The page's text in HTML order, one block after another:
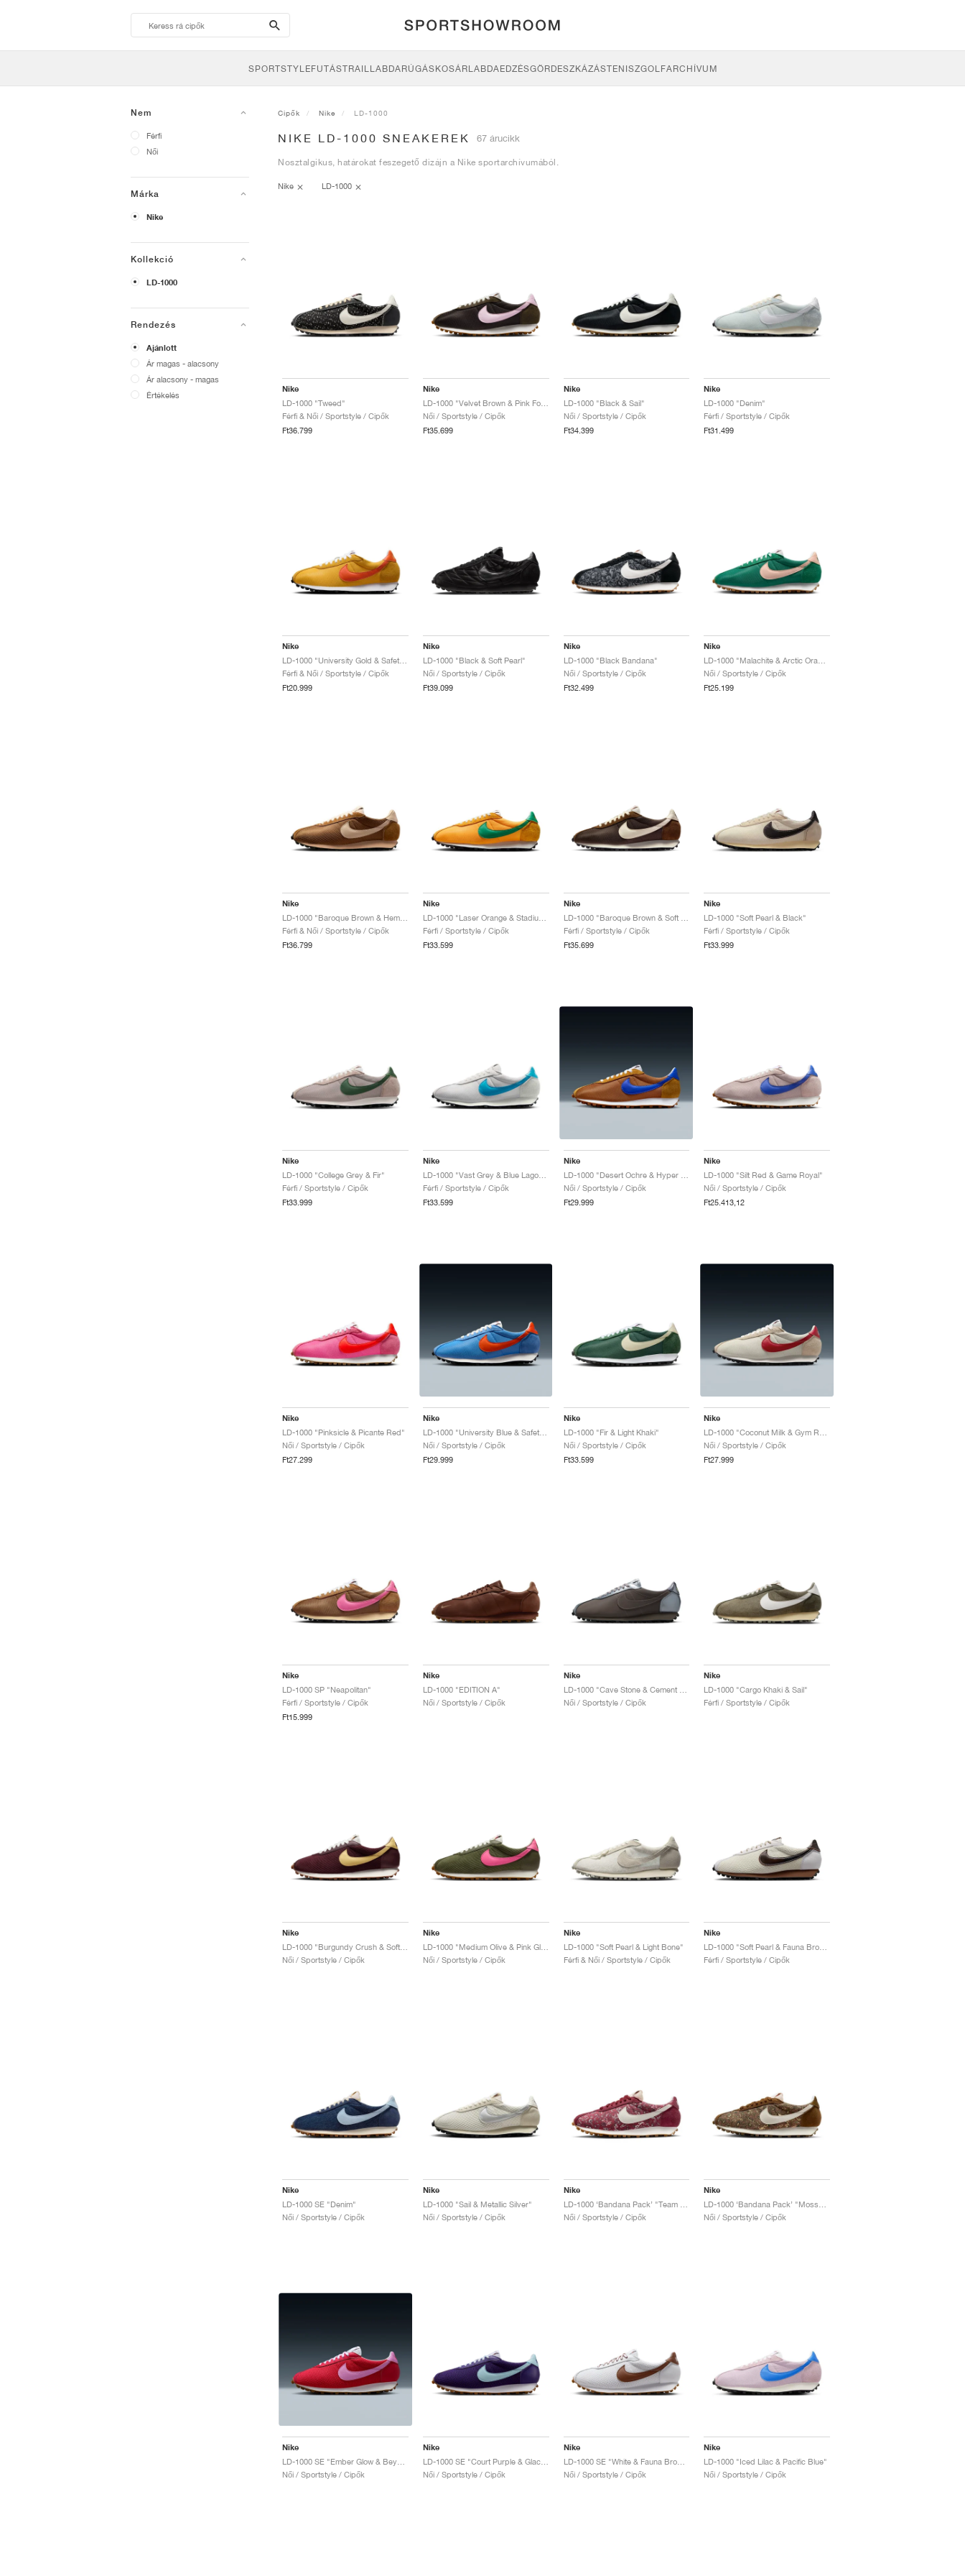
search-
btn
SPORTSTYLEFUTÁSTRAILLABDARÚGÁSKOSÁRLABDAEDZÉSGÖRDESZKÁZÁSTENISZGOLFARCHÍVUM
Nem
Férfi
Női
Márka
Nike
Kollekció
LD-1000
Rendezés
Ajánlott
Ár magas - alacsony
Ár alacsony - magas
Értékelés
Cipők Nike LD-1000
NIKE LD-1000 SNEAKEREK 67 árucikk
Nosztalgikus, határokat feszegető dizájn a Nike sportarchívumából.
Nike LD-1000
Nike
LD-1000 "Tweed"
Férfi & Női / Sportstyle / Cipők
Ft36.799
Nike
LD-1000 "Velvet Brown & Pink Foam"
Női / Sportstyle / Cipők
Ft35.699
Nike
LD-1000 "Black & Sail"
Női / Sportstyle / Cipők
Ft34.399
Nike
LD-1000 "Denim"
Férfi / Sportstyle / Cipők
Ft31.499
Nike
Férfi & Női / Sportstyle / Cipők
Ft20.999
Nike
LD-1000 "Black & Soft Pearl"
Női / Sportstyle / Cipők
Ft39.099
Nike
LD-1000 "Black Bandana"
Női / Sportstyle / Cipők
Ft32.499
Nike
Női / Sportstyle / Cipők
Ft25.199
Nike
Férfi & Női / Sportstyle / Cipők
Ft36.799
Nike
LD-1000 "Laser Orange & Stadium Green"
Férfi / Sportstyle / Cipők
Ft33.599
Nike
Férfi / Sportstyle / Cipők
Ft35.699
Nike
LD-1000 "Soft Pearl & Black"
Férfi / Sportstyle / Cipők
Ft33.999
Nike
LD-1000 "College Grey & Fir"
Férfi / Sportstyle / Cipők
Ft33.999
Nike
LD-1000 "Vast Grey & Blue Lagoon"
Férfi / Sportstyle / Cipők
Ft33.599
Nike
Női / Sportstyle / Cipők
Ft29.999
Nike
LD-1000 "Silt Red & Game Royal"
Női / Sportstyle / Cipők
Ft25.413,12
Nike
LD-1000 "Pinksicle & Picante Red"
Női / Sportstyle / Cipők
Ft27.299
Nike
LD-1000 "University Blue & Safety Orange"
Női / Sportstyle / Cipők
Ft29.999
Nike
LD-1000 "Fir & Light Khaki"
Női / Sportstyle / Cipők
Ft33.599
Nike
Női / Sportstyle / Cipők
Ft27.999
Nike
LD-1000 SP "Neapolitan"
Férfi / Sportstyle / Cipők
Ft15.999
Nike
LD-1000 "EDITION A"
Női / Sportstyle / Cipők
Nike
Női / Sportstyle / Cipők
Nike
LD-1000 "Cargo Khaki & Sail"
Férfi / Sportstyle / Cipők
Nike
Női / Sportstyle / Cipők
Nike
LD-1000 "Medium Olive & Pink Glow"
Női / Sportstyle / Cipők
Nike
LD-1000 "Soft Pearl & Light Bone"
Férfi & Női / Sportstyle / Cipők
Nike
Férfi / Sportstyle / Cipők
Nike
LD-1000 SE "Denim"
Női / Sportstyle / Cipők
Nike
LD-1000 "Sail & Metallic Silver"
Női / Sportstyle / Cipők
Nike
Női / Sportstyle / Cipők
Nike
Női / Sportstyle / Cipők
Nike
Női / Sportstyle / Cipők
Nike
LD-1000 SE "Court Purple & Glacier Blue"
Női / Sportstyle / Cipők
Nike
LD-1000 SE "White & Fauna Brown"
Női / Sportstyle / Cipők
Nike
LD-1000 "Iced Lilac & Pacific Blue"
Női / Sportstyle / Cipők